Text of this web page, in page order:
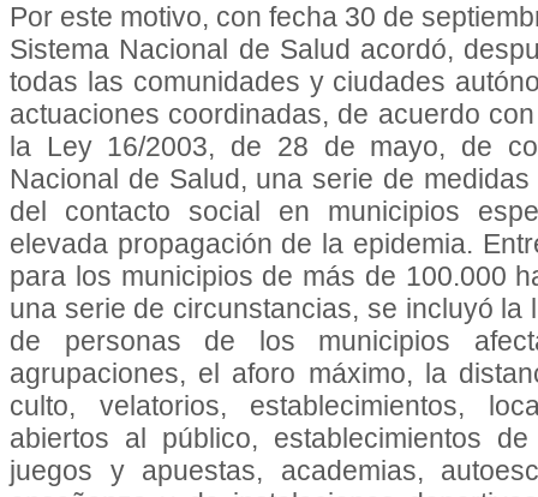
Por este motivo, con fecha 30 de
Sistema Nacional de Salud acordó,
todas las comunidades y ciudades
actuaciones coordinadas, de acuerdo
la Ley 16/2003, de 28 de mayo, de
Nacional de Salud, una serie de
del contacto social en municipios
elevada propagación de la epidemia.
para los municipios de más de 100.000
una serie de circunstancias, se incluyó la
de personas de los municipios
agrupaciones, el aforo máximo, la
culto, velatorios, establecimientos,
abiertos al público, establecimientos
juegos y apuestas, academias,